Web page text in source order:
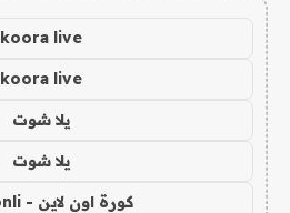
koora live
koora live
يلا شوت
يلا شوت
كورة اون لاين - kora onli